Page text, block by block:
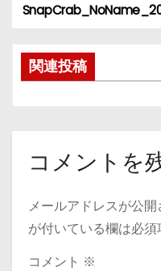
投
稿
ナ
ゲ
シ
ョ
関連投稿
コメントを
メールアドレスが公開
が付いている欄は必須
コメント ※